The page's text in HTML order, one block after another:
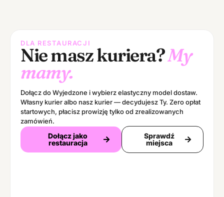
DLA RESTAURACJI
Nie masz kuriera?My
mamy.
Dołącz do Wyjedzone i wybierz elastyczny model dostaw.
Własny kurier albo nasz kurier — decydujesz Ty. Zero opłat
startowych, płacisz prowizję tylko od zrealizowanych
zamówień.
Dołącz jako
restauracja
Sprawdź
miejsca